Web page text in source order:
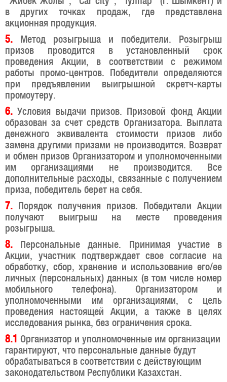
в других точках продаж, где представлена
акционная продукция.
5. Метод розыгрыша и победители. Розыгрыш
призов проводится в установленный срок
проведения Акции, в соответствии с режимом
работы промо-центров. Победители определяются
при предъявлении выигрышной скретч-карты
промоутеру.
6. Условия выдачи призов. Призовой фонд Акции
образован за счет средств Организатора. Выплата
денежного эквивалента стоимости призов либо
замена другими призами не производится. Возврат
и обмен призов Организатором и уполномоченными
им организациями не производится. Все
дополнительные расходы, связанные с получением
приза, победитель берет на себя.
7. Порядок получения призов. Победители Акции
получают выигрыш на месте проведения
розыгрыша.
8.
Персональные данные. Принимая участие в
Акции, участник подтверждает свое согласие на
обработку, сбор, хранение и использование его/ее
личных (персональных) данных (в том числе номер
мобильного телефона). Организатором и
уполномоченными им организациями, с цель
проведения настоящей Акции, а также в целях
исследования рынка, без ограничения срока.
8.1 Организатор и уполномоченные им организации
гарантируют, что персональные данные будут
обрабатываться в соответствии с действующим
законодательством Республики Казахстан.